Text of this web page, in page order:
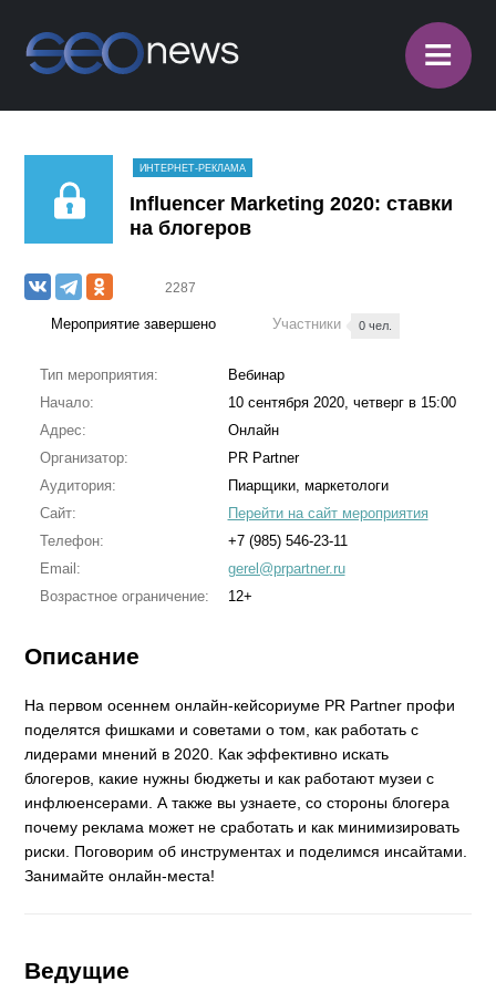
≡
ИНТЕРНЕТ-РЕКЛАМА
Influencer Marketing 2020: ставки
на блогеров
2287
Мероприятие завершено Участники 0 чел.
Тип мероприятия:
Вебинар
Начало:
10 сентября 2020, четверг в 15:00
Адрес:
Онлайн
Организатор:
PR Partner
Аудитория:
Пиарщики, маркетологи
Сайт:
Перейти на сайт мероприятия
Телефон:
+7 (985) 546-23-11
Email:
gerel@prpartner.ru
Возрастное ограничение:
12+
Описание
На первом осеннем онлайн-кейсориуме PR Partner профи
поделятся фишками и советами о том, как работать с
лидерами мнений в 2020. Как эффективно искать
блогеров, какие нужны бюджеты и как работают музеи с
инфлюенсерами. А также вы узнаете, со стороны блогера
почему реклама может не сработать и как минимизировать
риски. Поговорим об инструментах и поделимся инсайтами.
Занимайте онлайн-места!
Ведущие